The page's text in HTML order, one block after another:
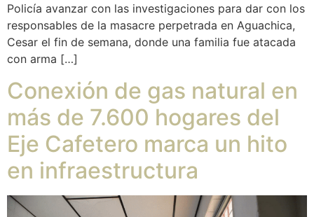
Policía avanzar con las investigaciones para dar con los
responsables de la masacre perpetrada en Aguachica,
Cesar el fin de semana, donde una familia fue atacada
con arma […]
Conexión de gas natural en
más de 7.600 hogares del
Eje Cafetero marca un hito
en infraestructura